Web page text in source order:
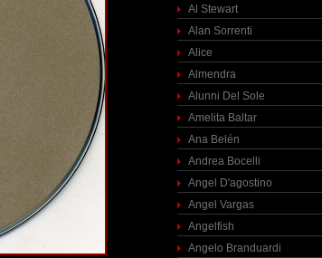
Al Stewart
Alan Sorrenti
Alice
Almendra
Alunni Del Sole
Amelita Baltar
Ana Belén
Andrea Bocelli
Angel D'agostino
Angel Vargas
Angelfish
Angelo Branduardi